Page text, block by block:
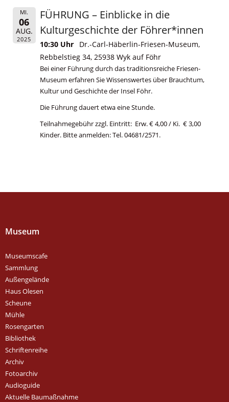
MI.
06
AUG.
2025
FÜHRUNG – Einblicke in die
Kulturgeschichte der Föhrer*innen
10:30 Uhr
Dr.-Carl-Häberlin-Friesen-Museum,
Rebbelstieg 34, 25938 Wyk auf Föhr
Bei einer Führung durch das traditionsreiche Friesen-
Museum erfahren Sie Wissenswertes über Brauchtum,
Kultur und Geschichte der Insel Föhr.
Die Führung dauert etwa eine Stunde.
Teilnahmegebühr zzgl. Eintritt: Erw. € 4,00 / Ki. € 3,00
Kinder. Bitte anmelden: Tel. 04681/2571.
Museum
Museumscafe
Sammlung
Außengelände
Haus Olesen
Scheune
Mühle
Rosengarten
Bibliothek
Schriftenreihe
Archiv
Fotoarchiv
Audioguide
Aktuelle Baumaßnahme